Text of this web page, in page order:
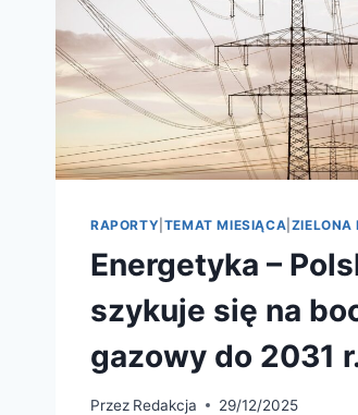
RAPORTY TEMAT MIESIĄCA ZIELONA
Energetyka –
szykuje się na
gazowy do 2031
Przez Redakcja 29/12/2025